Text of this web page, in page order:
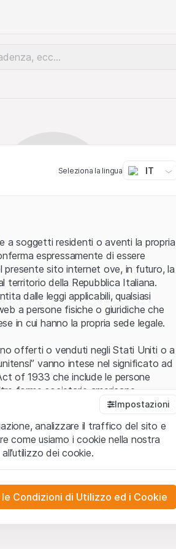
Errore del server.
Seleziona la lingua IT
a soggetti residenti o aventi la propria
espressamente di essere
presente sito internet ove, in futuro, la
territorio della Repubblica Italiana.
dalle leggi applicabili, qualsiasi
a persone fisiche o giuridiche che
in cui hanno la propria sede legale.
offerti o venduti negli Stati Uniti o a
vanno intese nel significato ad
of 1933 che include le persone
forme societarie americane.
compreso e di accettare le
ivi rese disponibili. Nel caso in
ad interrompere l’utilizzo del
(i “Contenuti del Sito”) contenuti o
e non rappresentano né
Impostazioni
analizzare il traffico del sito e
come usiamo i cookie nella nostra
dei cookie.
possono essere disattivati.
Condizioni di Utilizzo ed i Cookie